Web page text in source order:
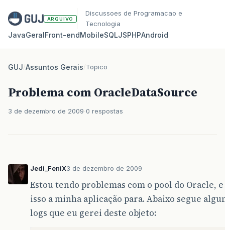
ARQUIVO
Discussoes de Programacao e
Tecnologia
JavaGeralFront‑endMobileSQLJSPHPAndroid
GUJ/Assuntos Gerais/Topico
Problema com OracleDataSource
3 de dezembro de 2009 0 respostas
Jedi_FeniX3 de dezembro de 2009
Estou tendo problemas com o pool do Oracle,
isso a minha aplicação para. Abaixo segue
logs que eu gerei deste objeto: